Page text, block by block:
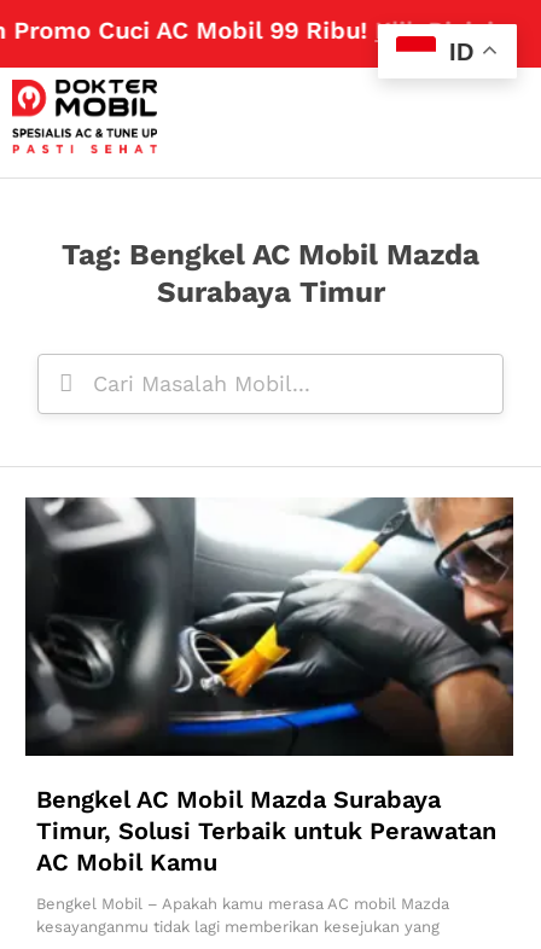
Cuci AC Mobil 99 Ribu!Klik Disini
Tag: Bengkel AC Mobil Mazda
Surabaya Timur
Bengkel AC Mobil Mazda Surabaya
Timur, Solusi Terbaik untuk Perawatan
AC Mobil Kamu
Bengkel Mobil – Apakah kamu merasa AC mobil Mazda
kesayanganmu tidak lagi memberikan kesejukan yang
ID